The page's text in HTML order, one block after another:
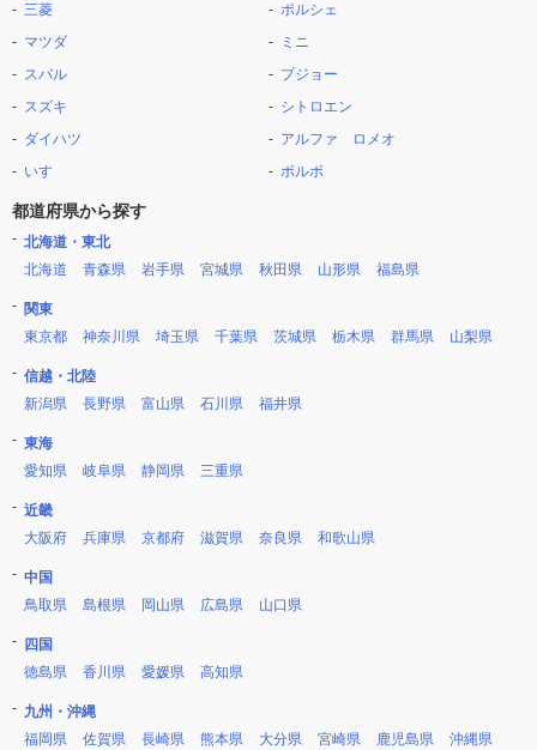
三菱
マツダ
スバル
スズキ
ダイハツ
いすゞ
ポルシェ
ミニ
プジョー
シトロエン
アルファ ロメオ
ボルボ
都道府県から探す
北海道・東北
北海道
青森県 岩手県 宮城県 秋田県 山形県 福島県
関東
東京都
神奈川県 埼玉県 千葉県 茨城県 栃木県 群馬県 山梨県
信越・北陸
新潟県
長野県 富山県 石川県 福井県
東海
愛知県
岐阜県 静岡県 三重県
近畿
大阪府
兵庫県 京都府 滋賀県 奈良県 和歌山県
中国
鳥取県
島根県 岡山県 広島県 山口県
四国
徳島県
香川県 愛媛県 高知県
九州・沖縄
福岡県
佐賀県 長崎県 熊本県 大分県 宮崎県 鹿児島県 沖縄県